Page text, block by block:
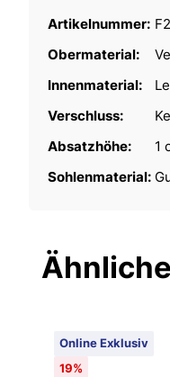
Artikelnummer:
Obermaterial:
Innenmaterial:
Verschluss:
Absatzhöhe:
1
Sohlenmaterial:
Online Exklusiv
19%